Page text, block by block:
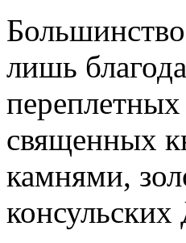
лишь
священных
камнями,
консульских